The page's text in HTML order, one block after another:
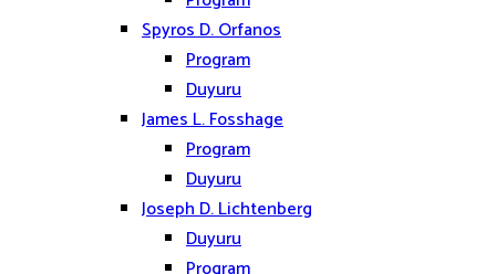
Spyros D. Orfanos
Program
Duyuru
James L. Fosshage
Program
Duyuru
Joseph D. Lichtenberg
Duyuru